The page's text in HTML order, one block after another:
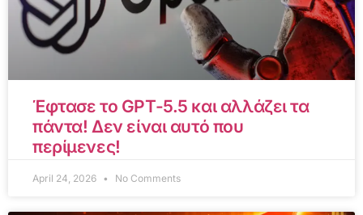
Έφτασε το GPT-5.5 και αλλάζει τα
πάντα! Δεν είναι αυτό που
περίμενες!
April 24, 2026 No Comments